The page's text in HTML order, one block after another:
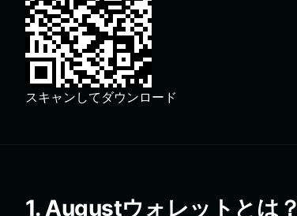
スキャンしてダウンロード
1. Augustウォレットとは？